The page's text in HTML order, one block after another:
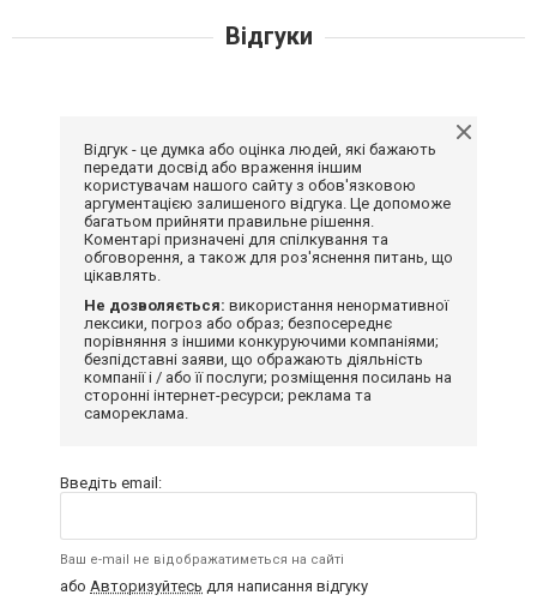
Відгуки
Відгук - це думка або оцінка людей, які бажають
передати досвід або враження іншим
користувачам нашого сайту з обов'язковою
аргументацією залишеного відгука. Це допоможе
багатьом прийняти правильне рішення.
Коментарі призначені для спілкування та
обговорення, а також для роз'яснення питань, що
цікавлять.
Не дозволяється: використання ненормативної
лексики, погроз або образ; безпосереднє
порівняння з іншими конкуруючими компаніями;
безпідставні заяви, що ображають діяльність
компанії і / або її послуги; розміщення посилань на
сторонні інтернет-ресурси; реклама та
самореклама.
Введіть email:
Ваш e-mail не відображатиметься на сайті
або Авторизуйтесь для написання відгуку